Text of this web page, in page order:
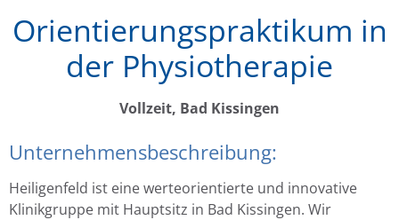
Orientierungspraktikum in
der Physiotherapie
Vollzeit, Bad Kissingen
Unternehmensbeschreibung:
Heiligenfeld ist eine werteorientierte und innovative
Klinikgruppe mit Hauptsitz in Bad Kissingen. Wir